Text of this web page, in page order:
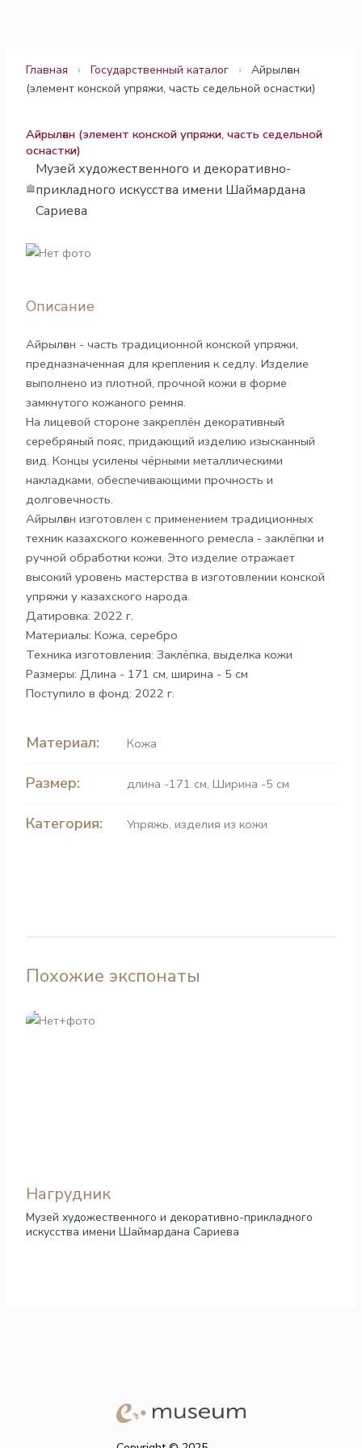
Главная › Государственный каталог ›
Айрылған
(элемент конской упряжи, часть седельной оснастки)
Айрылған (элемент конской упряжи, часть седельной
оснастки)
Музей художественного и декоративно-
прикладного искусства имени Шаймардана
Сариева
Описание
Айрылған - часть традиционной конской упряжи,
предназначенная для крепления к седлу. Изделие
выполнено из плотной, прочной кожи в форме
замкнутого кожаного ремня.
На лицевой стороне закреплён декоративный
серебряный пояс, придающий изделию изысканный
вид. Концы усилены чёрными металлическими
накладками, обеспечивающими прочность и
долговечность.
Айрылған изготовлен с применением традиционных
техник казахского кожевенного ремесла - заклёпки и
ручной обработки кожи. Это изделие отражает
высокий уровень мастерства в изготовлении конской
упряжи у казахского народа.
Датировка: 2022 г.
Материалы: Кожа, серебро
Техника изготовления: Заклёпка, выделка кожи
Размеры: Длина - 171 см, ширина - 5 см
Поступило в фонд: 2022 г.
Материал: Кожа
Размер: длина -171 см, Ширина -5 см
Категория: Упряжь, изделия из кожи
Похожие экспонаты
Нагрудник
Музей художественного и декоративно-прикладного
искусства имени Шаймардана Сариева